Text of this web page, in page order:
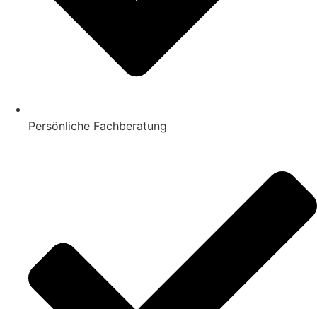
Persönliche Fachberatung